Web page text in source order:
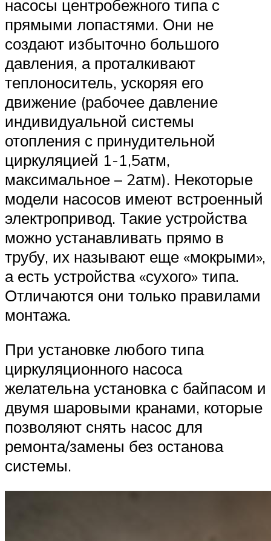
насосы центробежного типа с
прямыми лопастями. Они не
создают избыточно большого
давления, а проталкивают
теплоноситель, ускоряя его
движение (рабочее давление
индивидуальной системы
отопления с принудительной
циркуляцией 1-1,5атм,
максимальное – 2атм). Некоторые
модели насосов имеют встроенный
электропривод. Такие устройства
можно устанавливать прямо в
трубу, их называют еще «мокрыми»,
а есть устройства «сухого» типа.
Отличаются они только правилами
монтажа.
При установке любого типа
циркуляционного насоса
желательна установка с байпасом и
двумя шаровыми кранами, которые
позволяют снять насос для
ремонта/замены без останова
системы.